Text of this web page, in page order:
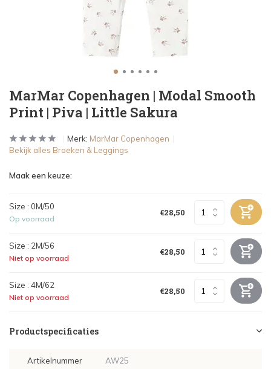
MarMar Copenhagen | Modal Smooth
Print | Piva | Little Sakura
Merk: MarMar Copenhagen
Bekijk alles Broeken & Leggings
Maak een keuze:
Size : 0M/50
Op voorraad
€28,50
Size : 2M/56
Niet op voorraad
€28,50
Size : 4M/62
Niet op voorraad
€28,50
Productspecificaties
Artikelnummer AW25